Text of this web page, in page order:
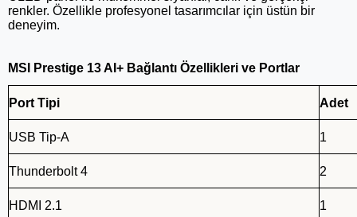
renkler. Özellikle profesyonel tasarımcılar için üstün bir
deneyim.
MSI Prestige 13 AI+ Bağlantı Özellikleri ve Portlar
Port Tipi Adet
USB Tip-A 1
Thunderbolt 4 2
HDMI 2.1 1